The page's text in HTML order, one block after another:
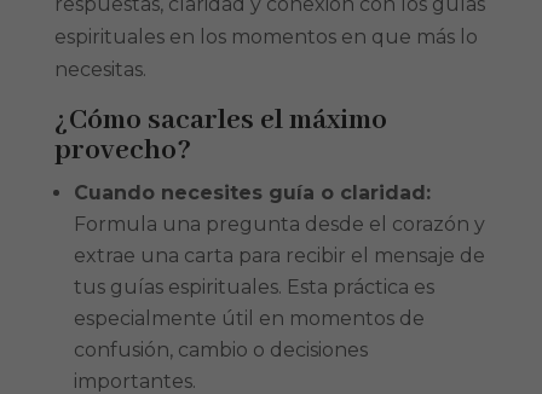
espirituales en los momentos en que más lo
necesitas.
¿Cómo sacarles el máximo
provecho?
Cuando necesites guía o claridad:
Formula una pregunta desde el corazón y
extrae una carta para recibir el mensaje de
tus guías espirituales. Esta práctica es
especialmente útil en momentos de
confusión, cambio o decisiones
importantes.